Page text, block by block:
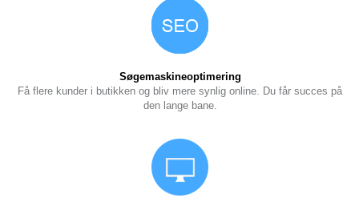
Søgemaskineoptimering
Få flere kunder i butikken og bliv mere synlig online. Du får succes på
den lange bane.